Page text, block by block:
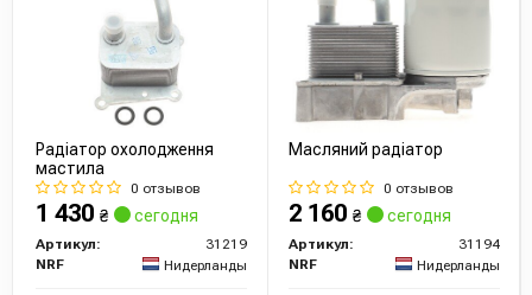
Радіатор охолодження
мастила
0 отзывов
1 430 ₴ сегодня
Артикул:
31219
NRF
Нидерланды
Масляний радіатор
0 отзывов
2 160 ₴ сегодня
Артикул:
31194
NRF
Нидерланды